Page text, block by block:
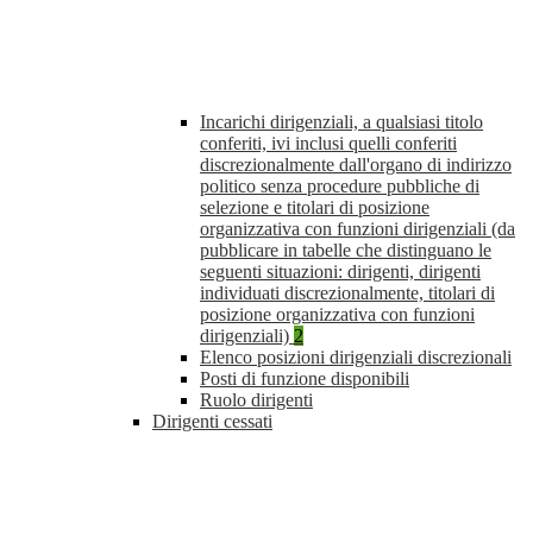
Incarichi dirigenziali, a qualsiasi titolo
conferiti, ivi inclusi quelli conferiti
discrezionalmente dall'organo di indirizzo
politico senza procedure pubbliche di
selezione e titolari di posizione
organizzativa con funzioni dirigenziali (da
pubblicare in tabelle che distinguano le
seguenti situazioni: dirigenti, dirigenti
individuati discrezionalmente, titolari di
posizione organizzativa con funzioni
dirigenziali) 2
Elenco posizioni dirigenziali discrezionali
Posti di funzione disponibili
Ruolo dirigenti
Dirigenti cessati